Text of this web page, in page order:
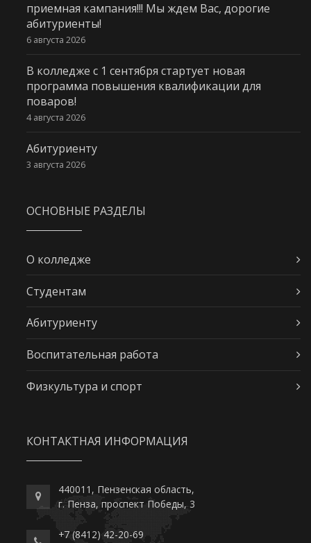
приемная кампания!!! Мы ждем Вас, дорогие
абитуриенты!
6 августа 2026
В колледже с 1 сентября стартует новая
программа повышения квалификации для
поваров!
4 августа 2026
Абитуриенту
3 августа 2026
ОСНОВНЫЕ РАЗДЕЛЫ
О колледже
Студентам
Абитуриенту
Воспитательная работа
Физкультура и спорт
КОНТАКТНАЯ ИНФОРМАЦИЯ
440011, Пензенская область,
г. Пенза, проспект Победы, 3
+7 (8412) 42-20-69